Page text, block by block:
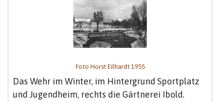
Foto Horst Eilhardt 1955
Das Wehr im Winter, im Hintergrund Sportplatz
und Jugendheim, rechts die Gärtnerei Ibold.